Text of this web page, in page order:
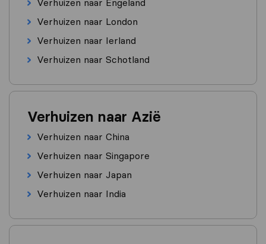
Verhuizen naar Engeland
Verhuizen naar London
Verhuizen naar Ierland
Verhuizen naar Schotland
Verhuizen naar Azië
Verhuizen naar China
Verhuizen naar Singapore
Verhuizen naar Japan
Verhuizen naar India